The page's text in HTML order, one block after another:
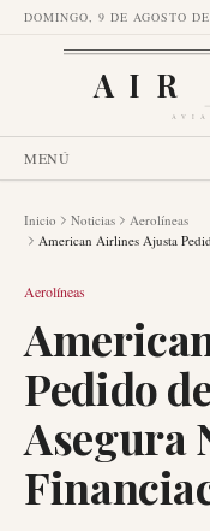
DOMINGO, 9 DE AGOSTO
AIR
MENÚ
Inicio Noticias
Aerolíneas
American Airlines Ajusta
Aerolíneas
Pedido
Asegura